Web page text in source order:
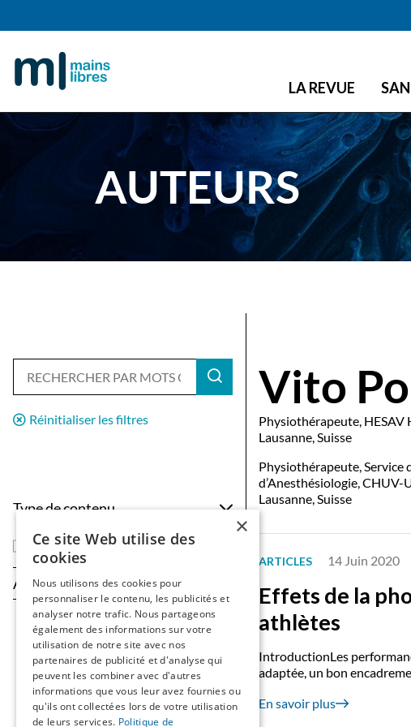
LA REVUE
AUTEURS
Réinitialiser les filtres
Type de contenu
Articles
Année
Vito
Physiothérapeute, HESAV
Lausanne, Suisse
Physiothérapeute, Service
d’Anesthésiologie, CHUV-
Lausanne, Suisse
ARTICLES 14 Juin 2020
Effets de la
athlètes
IntroductionLes
adaptée, un bon
En savoir plus
×
Ce site Web utilise des
cookies
Nous utilisons des cookies pour
personnaliser le contenu, les publicités et
analyser notre trafic. Nous partageons
également des informations sur votre
utilisation de notre site avec nos
partenaires de publicité et d'analyse qui
peuvent les combiner avec d'autres
informations que vous leur avez fournies ou
qu'ils ont collectées lors de votre utilisation
de leurs services. Politique de